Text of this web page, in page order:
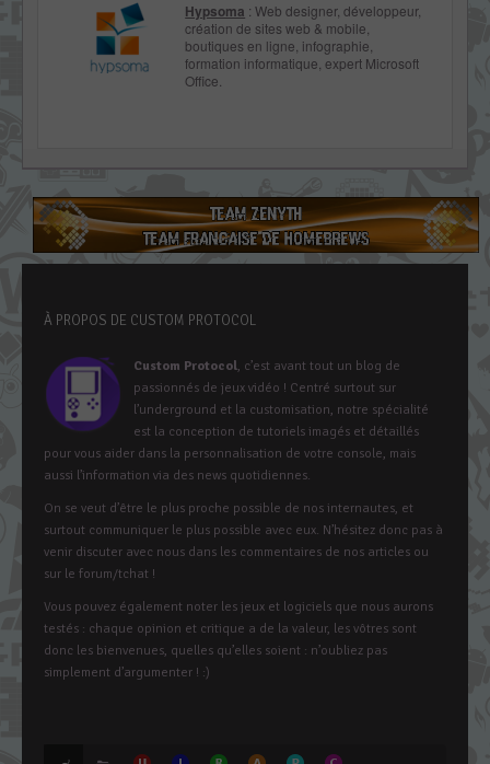
Hypsoma : Web designer, développeur,
création de sites web & mobile,
boutiques en ligne, infographie,
formation informatique, expert Microsoft
Office.
À PROPOS DE CUSTOM PROTOCOL
Custom Protocol, c’est avant tout un blog de
passionnés de jeux vidéo ! Centré surtout sur
l’underground et la customisation, notre spécialité
est la conception de tutoriels imagés et détaillés
pour vous aider dans la personnalisation de votre console, mais
aussi l’information via des news quotidiennes.
On se veut d’être le plus proche possible de nos internautes, et
surtout communiquer le plus possible avec eux. N’hésitez donc pas à
venir discuter avec nous dans les commentaires de nos articles ou
sur le forum/tchat !
Vous pouvez également noter les jeux et logiciels que nous aurons
testés : chaque opinion et critique a de la valeur, les vôtres sont
donc les bienvenues, quelles qu’elles soient : n’oubliez pas
simplement d’argumenter ! :)